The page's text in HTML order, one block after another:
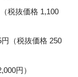
税抜価格 1,100
（税抜価格 250
円）